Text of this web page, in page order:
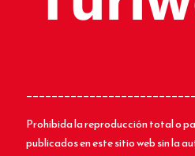
Prohibida la reproducción total o
publicados en este sitio web sin la